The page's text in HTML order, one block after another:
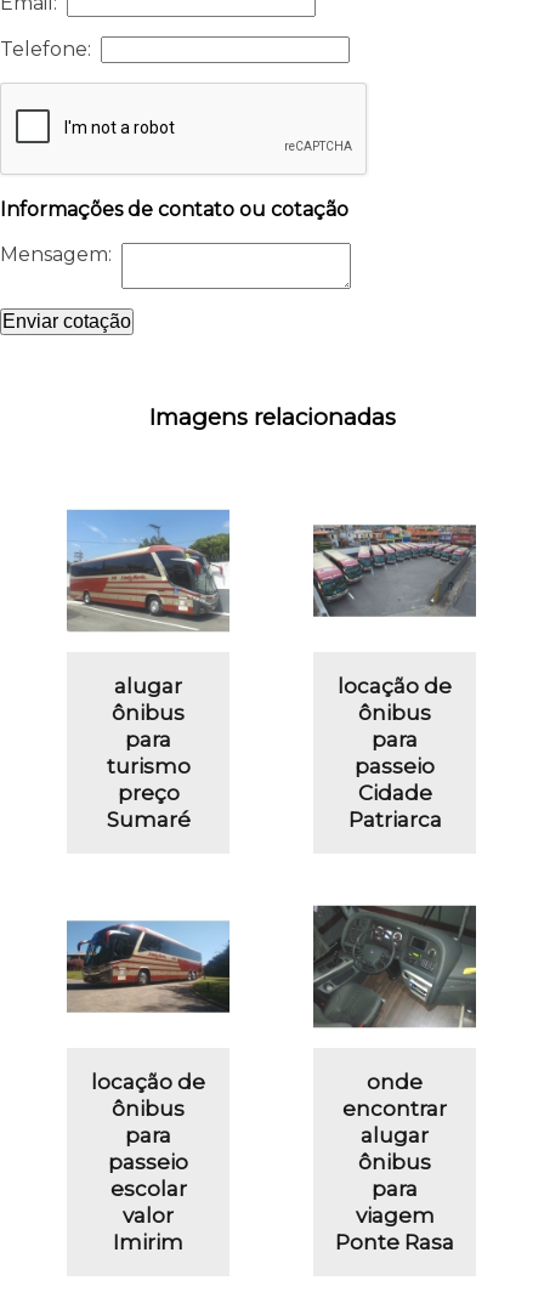
Telefone:
Informações de contato ou cotação
Mensagem:
Enviar cotação
Imagens relacionadas
alugar
ônibus
para
turismo
preço
Sumaré
locação de
ônibus
para
passeio
Cidade
Patriarca
locação de
ônibus
para
passeio
escolar
valor
Imirim
onde
encontrar
alugar
ônibus
para
viagem
Ponte Rasa